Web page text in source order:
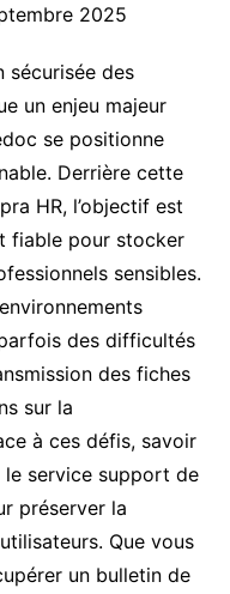
2025
sécurisée des
un enjeu majeur
se positionne
Derrière cette
HR, l’objectif est
fiable pour stocker
sensibles.
des difficultés
des fiches
sur la
à ces défis, savoir
service support de
préserver la
Que vous
un bulletin de